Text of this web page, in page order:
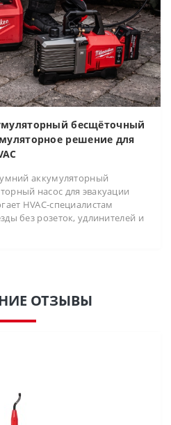
бесщёточный
решение для
аккумуляторный
насос для эвакуации
HVAC-специалистам
без розеток, удлинителей и
ОТЗЫВЫ